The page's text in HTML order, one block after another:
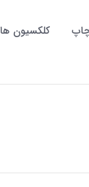
کلکسیون ها